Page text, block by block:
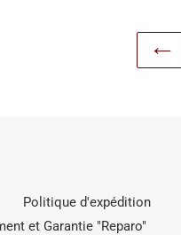
Politique d'expédition
et Garantie "Reparo"